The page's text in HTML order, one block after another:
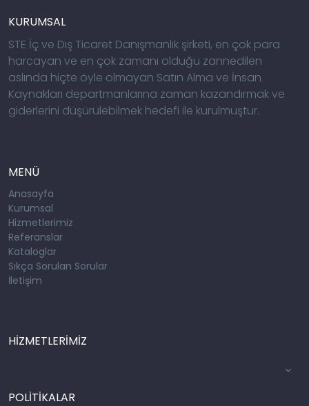
KURUMSAL
STE İç ve Dış Ticaret Danışmanlık şirketi, en çok para
harcayan ve en çok zamanı olduğu zannedilen
aslında hiçte öyle olmayan Satın Alma ve İnsan
Kaynakları departmanlarına zaman kazandırmak ve
giderlerini düşürülebilmek hedefi ile kurulmuştur.
MENÜ
Anasayfa
Kurumsal
Hizmetlerimiz
Referanslar
Kataloglar
Sıkça Sorulan Sorular
İletişim
HİZMETLERİMİZ
POLİTİKALAR